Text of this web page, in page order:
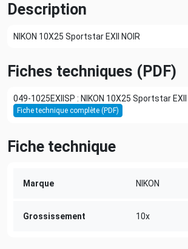
Description
NIKON 10X25 Sportstar EXII NOIR
Fiches techniques (PDF)
049-1025EXIISP : NIKON 10X25 Sportstar EXII
Fiche technique complète (PDF)
Fiche technique
Marque NIKON
Grossissement 10x